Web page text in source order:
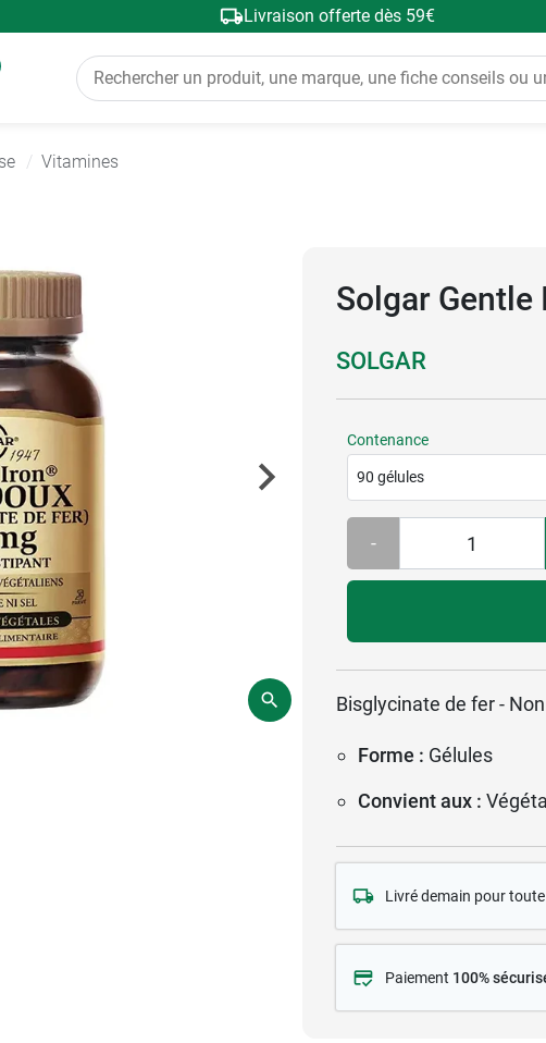
Livraison offerte dès 59€
Vitamines
Solgar Gentle
SOLGAR
Contenance
90 gélules
-
Bisglycinate de fer -
Forme : Gélules
Convient aux :
Livré demain pour
Paiement 100%